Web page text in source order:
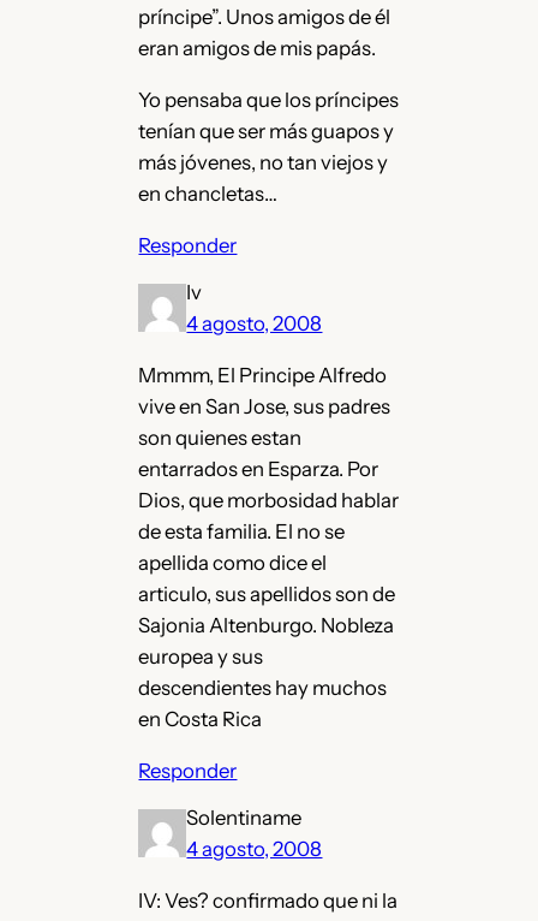
príncipe”. Unos amigos de él
eran amigos de mis papás.
Yo pensaba que los príncipes
tenían que ser más guapos y
más jóvenes, no tan viejos y
en chancletas…
Responder
Iv
4 agosto, 2008
Mmmm, El Principe Alfredo
vive en San Jose, sus padres
son quienes estan
entarrados en Esparza. Por
Dios, que morbosidad hablar
de esta familia. El no se
apellida como dice el
articulo, sus apellidos son de
Sajonia Altenburgo. Nobleza
europea y sus
descendientes hay muchos
en Costa Rica
Responder
Solentiname
4 agosto, 2008
IV: Ves? confirmado que ni la